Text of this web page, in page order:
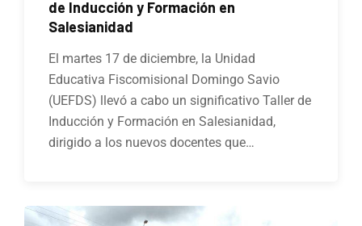
de Inducción y Formación en
Salesianidad
El martes 17 de diciembre, la Unidad
Educativa Fiscomisional Domingo Savio
(UEFDS) llevó a cabo un significativo Taller de
Inducción y Formación en Salesianidad,
dirigido a los nuevos docentes que…